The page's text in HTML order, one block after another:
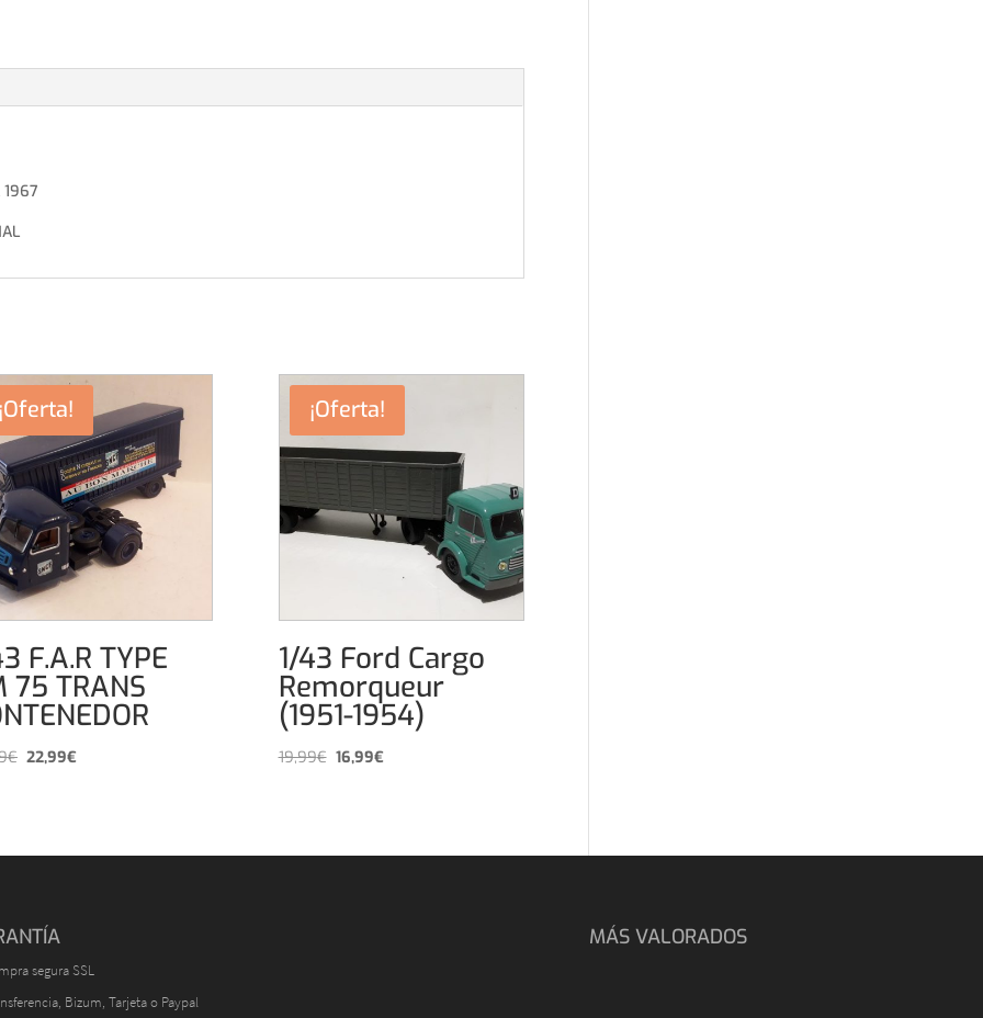
1967
¡Oferta!
F.A.R TYPE
75 TRANS
€El
24,99€.
22,99€El
22,99€.
¡Oferta!
1/43 Ford Cargo
Remorqueur
(1951-1954)
19,99€El
19,99€.
16,99€El
16,99€.
segura SSL
Bizum, Tarjeta o Paypal
MÁS VALORADOS